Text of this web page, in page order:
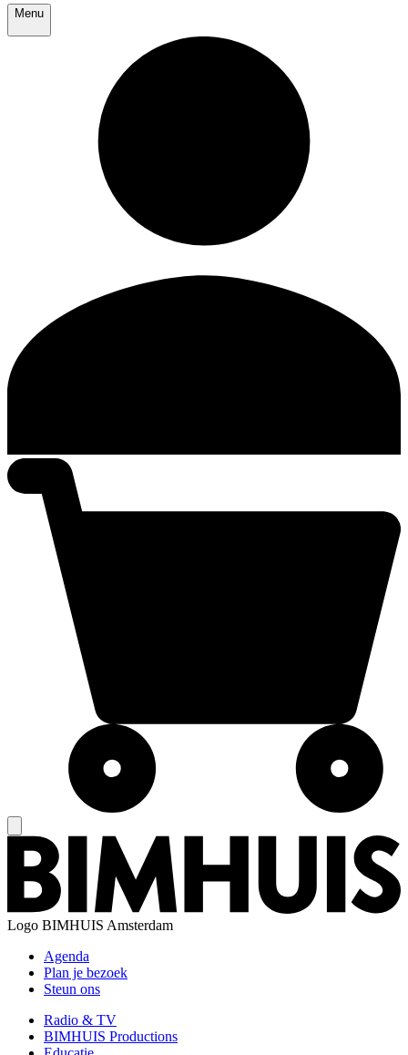
Menu
Logo BIMHUIS Amsterdam
Agenda
Plan je bezoek
Steun ons
Radio & TV
BIMHUIS Productions